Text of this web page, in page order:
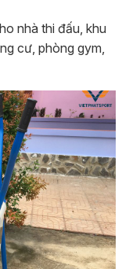
nhà thi đấu, khu
cư, phòng gym,